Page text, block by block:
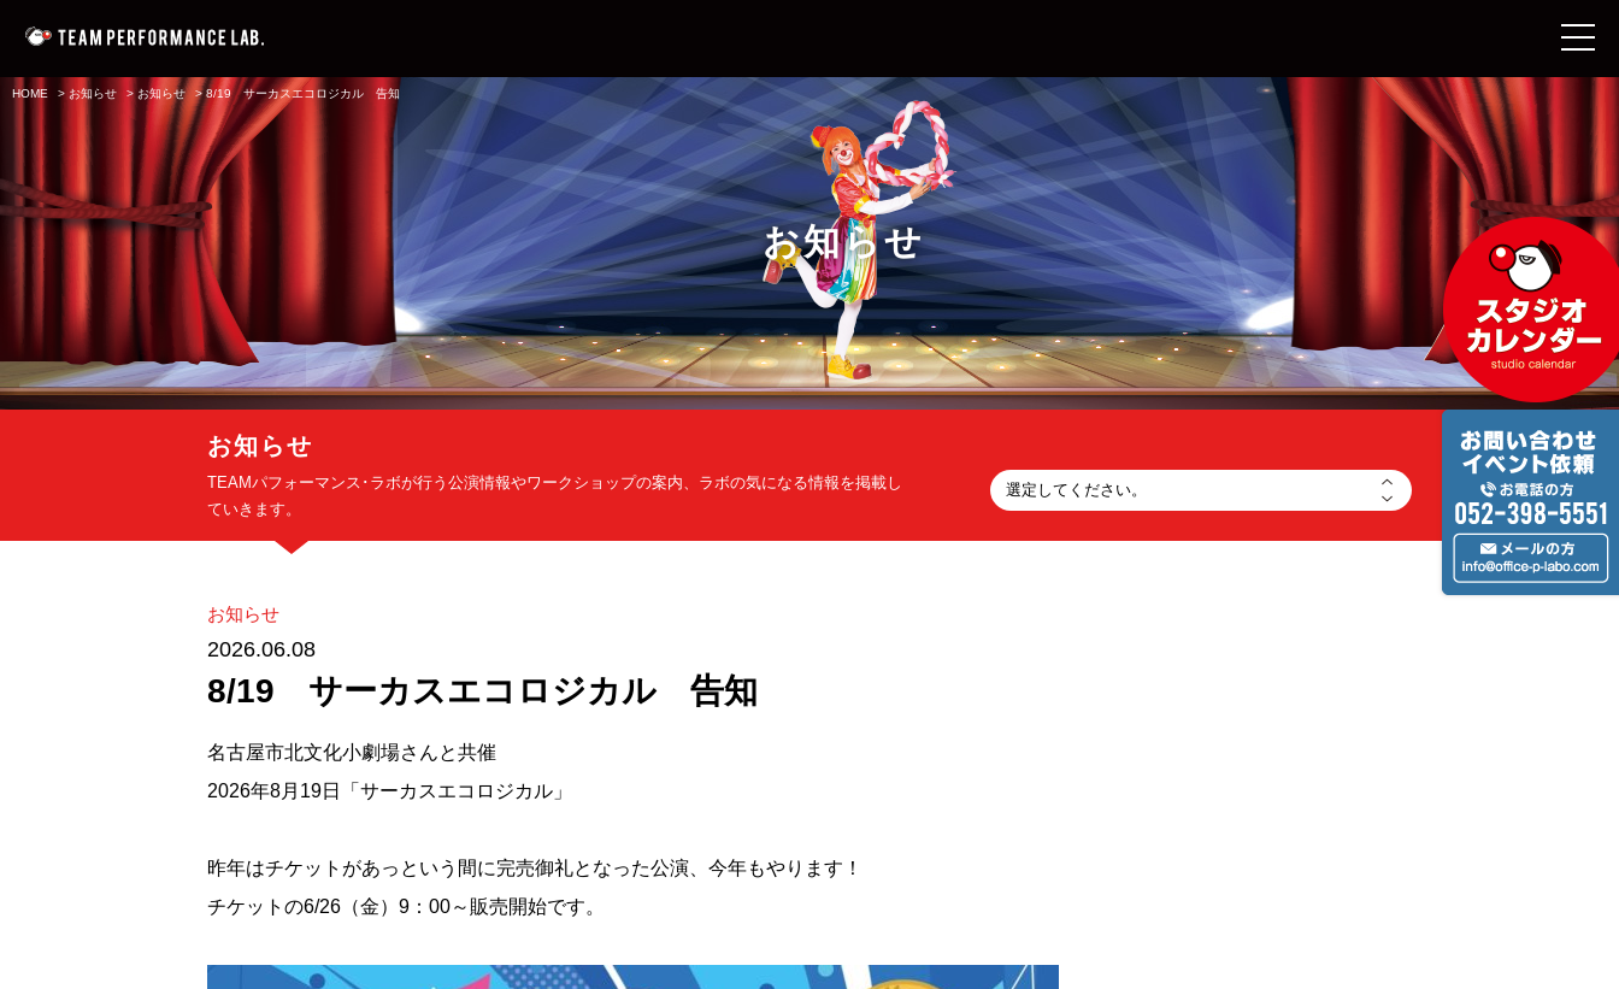
お知らせ
HOME > お知らせ > お知らせ >8/19 サーカスエコロジカル 告知
お知らせ
選定してください。
TEAMパフォーマンス･ラボが行う公演情報やワークショップの案内、ラボの気になる情報を掲載し
ていきます。
お知らせ
2026.06.08
8/19 サーカスエコロジカル 告知
名古屋市北文化小劇場さんと共催
2026年8月19日「サーカスエコロジカル」
昨年はチケットがあっという間に完売御礼となった公演、今年もやります！
チケットの6/26（金）9：00～販売開始です。